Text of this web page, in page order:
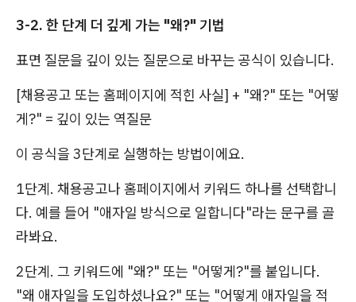
3-2. 한 단계 더 깊게 가는 "왜?" 기법
표면 질문을 깊이 있는 질문으로 바꾸는 공식이 있습니다.
[채용공고 또는 홈페이지에 적힌 사실] + "왜?" 또는 "어떻
게?" = 깊이 있는 역질문
이 공식을 3단계로 실행하는 방법이에요.
1단계. 채용공고나 홈페이지에서 키워드 하나를 선택합니
다. 예를 들어 "애자일 방식으로 일합니다"라는 문구를 골
라봐요.
2단계. 그 키워드에 "왜?" 또는 "어떻게?"를 붙입니다.
"왜 애자일을 도입하셨나요?" 또는 "어떻게 애자일을 적